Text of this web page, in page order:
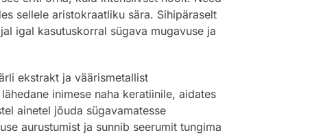
sellele aristokraatliku sära. Sihipäraselt
igal kasutuskorral sügava mugavuse ja
ekstrakt ja väärismetallist
inimese naha keratiinile, aidates
ainetel jõuda sügavamatesse
aurustumist ja sunnib seerumit tungima